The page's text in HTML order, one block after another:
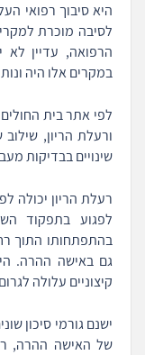
היא סיבוך רפואי
לסיבה מוכרת
הרפואה, עדיין לא
במקרים אלו היה
לפי אתר בית
ורעלת הריון,
שינויים בבדיקות
רעלת הריון יכולה
לפגוע בתפקוד
בהתפתחותו התוך
גם באישה ההרה.
קיצוניים עלולה
ישנם גורמי סיכון
של האישה ההרה,